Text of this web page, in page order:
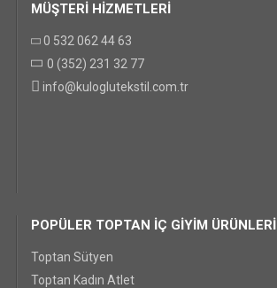
GÖNDER
MÜŞTERİ HİZMETLERİ
0 532 062 44 63
0 (352) 231 32 77
info@kuloglutekstil.com.tr
POPÜLER TOPTAN İÇ GİYİM ÜRÜNLERİ
Toptan Sütyen
Toptan Kadın Atlet